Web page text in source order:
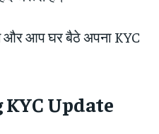
और आप घर बैठे अपना KYC
KYC Update